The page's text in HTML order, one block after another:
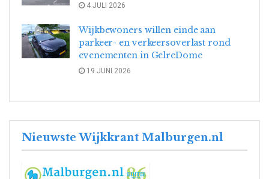
4 JULI 2026
Wijkbewoners willen einde aan
parkeer- en verkeersoverlast rond
evenementen in GelreDome
19 JUNI 2026
Nieuwste Wijkkrant Malburgen.nl